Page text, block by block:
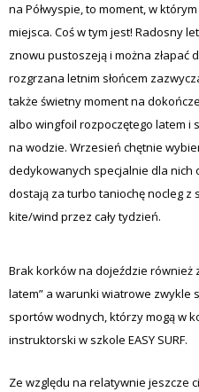
na Półwyspie, to moment, w
miejsca. Coś w tym jest! Radosny
znowu pustoszeją i można złapać
rozgrzana letnim słońcem
także świetny moment na
albo wingfoil rozpoczętego latem
na wodzie. Wrzesień chętnie
dedykowanych specjalnie dla nich
dostają za turbo taniochę nocleg z
kite/wind przez cały tydzień.
Brak korków na dojeździe również
latem” a warunki wiatrowe
sportów wodnych, którzy mogą w
instruktorski w szkole EASY SURF.
Ze względu na relatywnie jeszcze